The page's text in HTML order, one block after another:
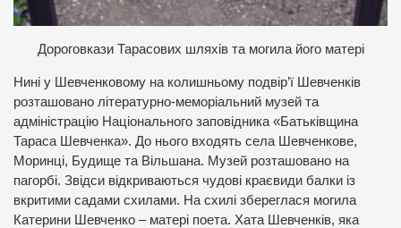
Дороговкази Тарасових шляхів та могила його матері
Нині у Шевченковому на колишньому подвір’ї Шевченків
розташовано літературно-меморіальний музей та
адміністрацію Національного заповідника «Батьківщина
Тараса Шевченка». До нього входять села Шевченкове,
Моринці, Будище та Вільшана. Музей розташовано на
пагорбі. Звідси відкриваються чудові краєвиди балки із
вкритими садами схилами. На схилі збереглася могила
Катерини Шевченко – матері поета. Хата Шевченків, яка